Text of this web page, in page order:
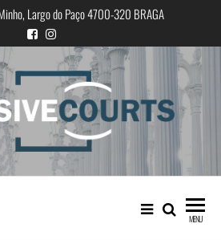
Largo do Paço 4700-320 BRAGA
Igualdade e diferença cultural na
prática judicial portuguesa
MENU